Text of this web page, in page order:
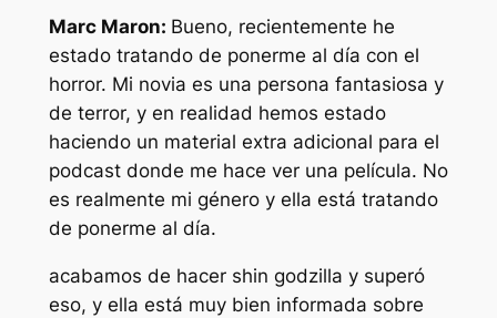
Marc Maron: Bueno, recientemente he
estado tratando de ponerme al día con el
horror. Mi novia es una persona fantasiosa y
de terror, y en realidad hemos estado
haciendo un material extra adicional para el
podcast donde me hace ver una película. No
es realmente mi género y ella está tratando
de ponerme al día.
acabamos de hacer shin godzilla y superó
eso, y ella está muy bien informada sobre